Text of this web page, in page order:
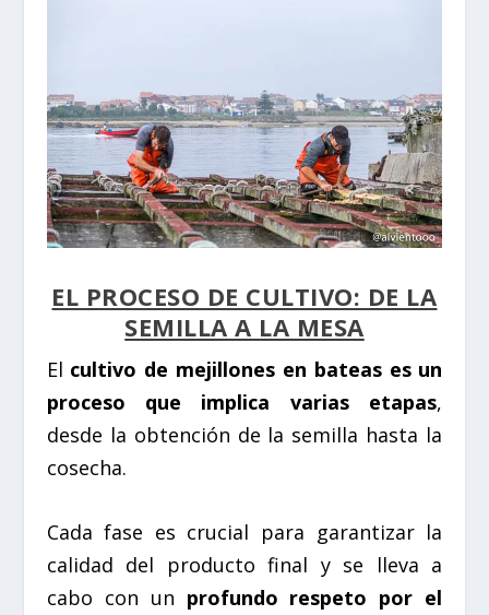
EL PROCESO DE CULTIVO: DE LA
SEMILLA A LA MESA
El cultivo de mejillones en bateas es un
proceso que implica varias etapas,
desde la obtención de la semilla hasta la
cosecha.
Cada fase es crucial para garantizar la
calidad del producto final y se lleva a
cabo con un profundo respeto por el